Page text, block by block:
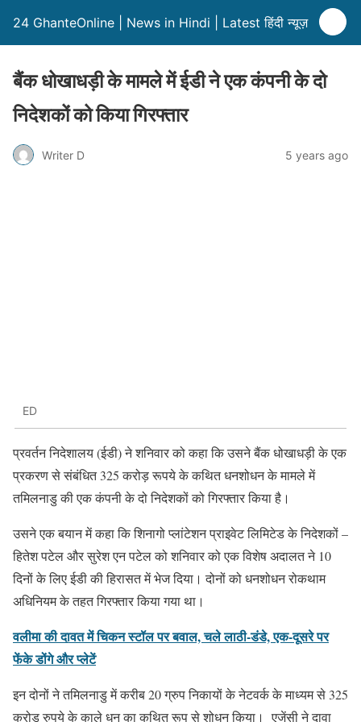
24 GhanteOnline | News in Hindi | Latest हिंदी न्यूज़
बैंक धोखाधड़ी के मामले में ईडी ने एक कंपनी के दो
निदेशकों को किया गिरफ्तार
Writer D 5 years ago
ED
प्रवर्तन निदेशालय (ईडी) ने शनिवार को कहा कि उसने बैंक धोखाधड़ी के एक
प्रकरण से संबंधित 325 करोड़ रूपये के कथित धनशोधन के मामले में
तमिलनाडु की एक कंपनी के दो निदेशकों को गिरफ्तार किया है।
उसने एक बयान में कहा कि शिनागो प्लांटेशन प्राइवेट लिमिटेड के निदेशकों –
हितेश पटेल और सुरेश एन पटेल को शनिवार को एक विशेष अदालत ने 10
दिनों के लिए ईडी की हिरासत में भेज दिया। दोनों को धनशोधन रोकथाम
अधिनियम के तहत गिरफ्तार किया गया था।
वलीमा की दावत में चिकन स्टॉल पर बवाल, चले लाठी-डंडे, एक-दूसरे पर
फेंके डोंगे और प्लेटें
इन दोनों ने तमिलनाडु में करीब 20 ग्रुप निकायों के नेटवर्क के माध्यम से 325
करोड़ रुपये के काले धन का कथित रूप से शोधन किया। एजेंसी ने दावा